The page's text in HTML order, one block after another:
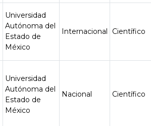
Universidad
Autónoma del
Estado de
México
Internacional Científico
Universidad
Autónoma del
Estado de
México
Nacional Científico